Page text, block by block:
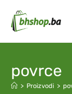
povrce
> Proizvodi >